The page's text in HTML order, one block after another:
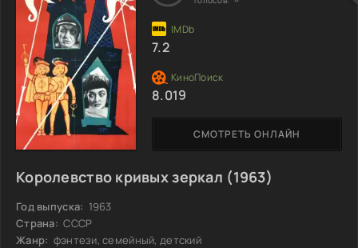
последним лепестком?
Королевство кривых зеркал (1963)
Год выпуска: 1963
Страна: СССР
Жанр: фэнтези, семейный, детский
СМОТРЕТЬ ОНЛАЙН
7.2
8.019